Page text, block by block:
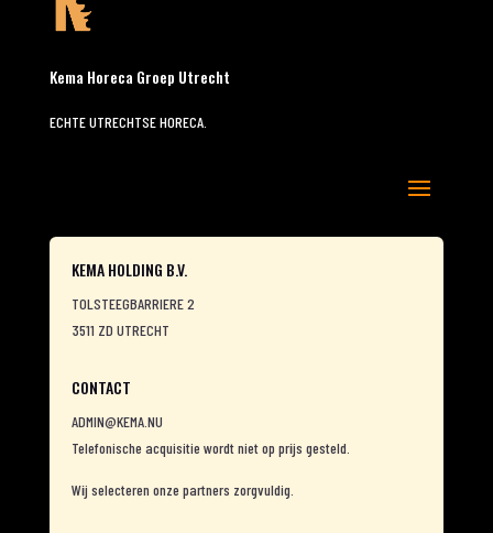
Kema Horeca Groep Utrecht
ECHTE UTRECHTSE HORECA.
KEMA HOLDING B.V.
TOLSTEEGBARRIERE 2
3511 ZD UTRECHT
CONTACT
ADMIN@KEMA.NU
Telefonische acquisitie wordt niet op prijs gesteld.
Wij selecteren onze partners zorgvuldig.